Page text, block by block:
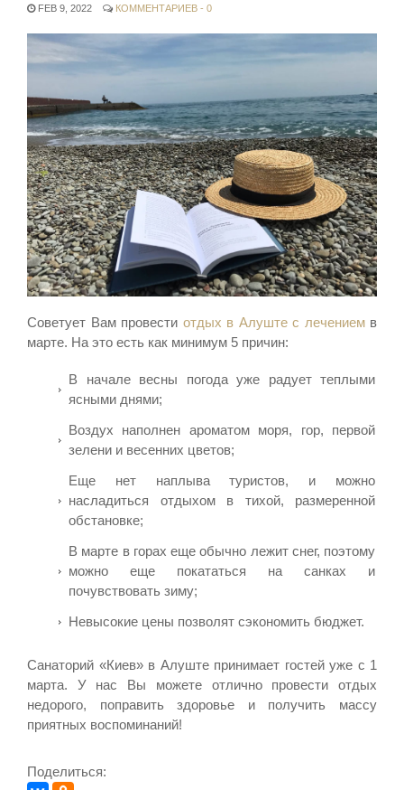
FEB 9, 2022 КОММЕНТАРИЕВ - 0
Советует Вам провести отдых в Алуште с лечениемв
марте. На это есть как минимум 5 причин:
В начале весны погода уже радует теплыми
ясными днями;
Воздух наполнен ароматом моря, гор, первой
зелени и весенних цветов;
Еще нет наплыва туристов, и можно
насладиться отдыхом в тихой, размеренной
обстановке;
В марте в горах еще обычно лежит снег, поэтому
можно еще покататься на санках и
почувствовать зиму;
Невысокие цены позволят сэкономить бюджет.
Санаторий «Киев» в Алуште принимает гостей уже с 1
марта. У нас Вы можете отлично провести отдых
недорого, поправить здоровье и получить массу
приятных воспоминаний!
Поделиться: